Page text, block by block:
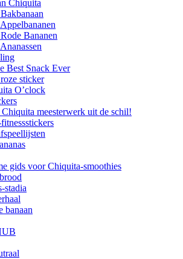
Chiquita
Bananen
Best Snack Ever
sticker
O’clock
Chiquita meesterwerk uit de schil!
gids voor Chiquita-smoothies
stadia
banaan